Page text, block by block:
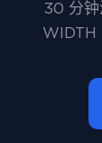
30 分钟
WIDTH